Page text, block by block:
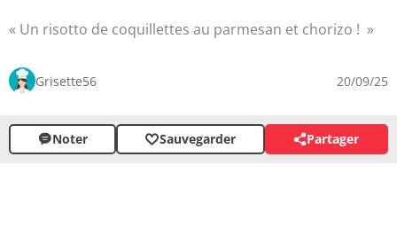
Un risotto de coquillettes au parmesan et chorizo !
Grisette56 20/09/25
Noter Sauvegarder Partager